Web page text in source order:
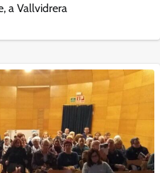
a Vallvidrera